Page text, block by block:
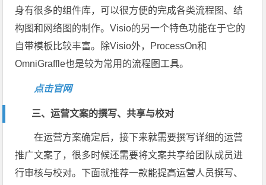
身有很多的组件库，可以很方便的完成各类流程图、结
构图和网络图的制作。Visio的另一个特色功能在于它的
自带模板比较丰富。除Visio外，ProcessOn和
OmniGraffle也是较为常用的流程图工具。
点击官网
三、运营文案的撰写、共享与校对
在运营方案确定后，接下来就需要撰写详细的运营
推广文案了，很多时候还需要将文案共享给团队成员进
行审核与校对。下面就推荐一款能提高运营人员撰写、